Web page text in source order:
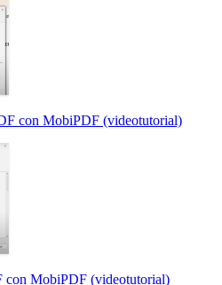
con MobiPDF (videotutorial)
con MobiPDF (videotutorial)